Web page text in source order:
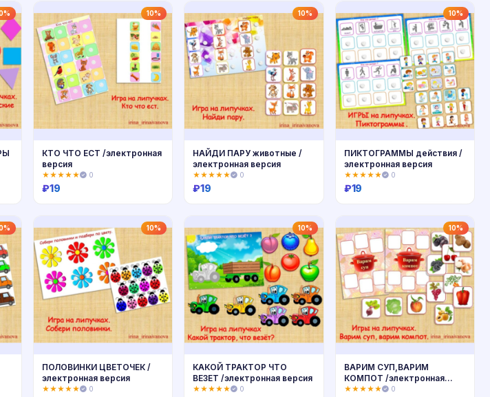
10%
КТО ЧТО ЕСТ /электронная
версия
★★★★★ 0
₽19
10%
НАЙДИ ПАРУ животные /
электронная версия
★★★★★ 0
₽19
10%
ПИКТОГРАММЫ действия /
электронная версия
★★★★★ 0
₽19
10%
ПОЛОВИНКИ ЦВЕТОЧЕК /
электронная версия
★★★★★ 0
10%
КАКОЙ ТРАКТОР ЧТО
ВЕЗЕТ /электронная версия
★★★★★ 0
10%
ВАРИМ СУП,ВАРИМ
КОМПОТ /электронная
версия
★★★★★ 0